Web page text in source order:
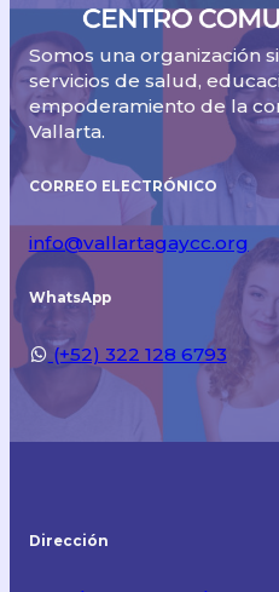
Somos una organización
servicios de salud,
empoderamiento de la
Vallarta.
CORREO ELECTRÓNICO
info@vallartagaycc.org
WhatsApp
(+52) 322 128 6793
Dirección